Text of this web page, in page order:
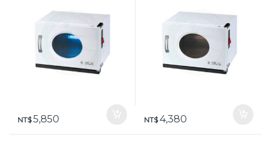
NT$5,850 NT$4,380